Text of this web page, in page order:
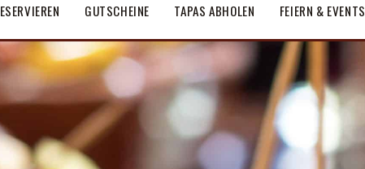
GUTSCHEINE TAPAS ABHOLEN FEIERN & EVENTS